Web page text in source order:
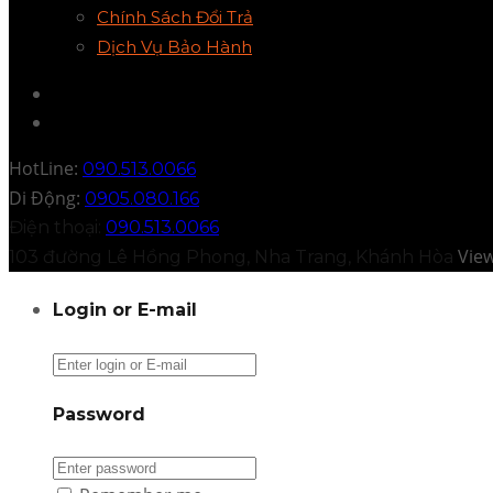
Chính Sách Đổi Trả
Dịch Vụ Bảo Hành
HotLine: 090.513.0066
Di Động: 0905.080.166
Điện thoại: 090.513.0066
103 đường Lê Hồng Phong, Nha Trang, Khánh Hòa
Login or E-mail
Password